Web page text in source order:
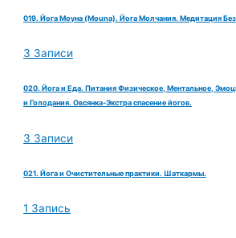
019. Йога Моуна (Mouna). Йога Молчания. Медитация
3 Записи
020. Йога и Еда. Питания Физическое, Ментальное,
и Голодания. Овсянка-Экстра спасение йогов.
3 Записи
021. Йога и Очистительные практики. Шаткармы.
1 Запись